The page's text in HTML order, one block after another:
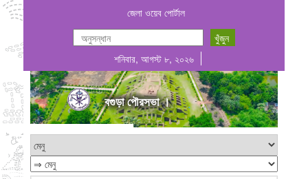
জেলা ওয়েব পোর্টাল
শনিবার, আগস্ট ৮, ২০২৬
বগুড়া পৌরসভা ।